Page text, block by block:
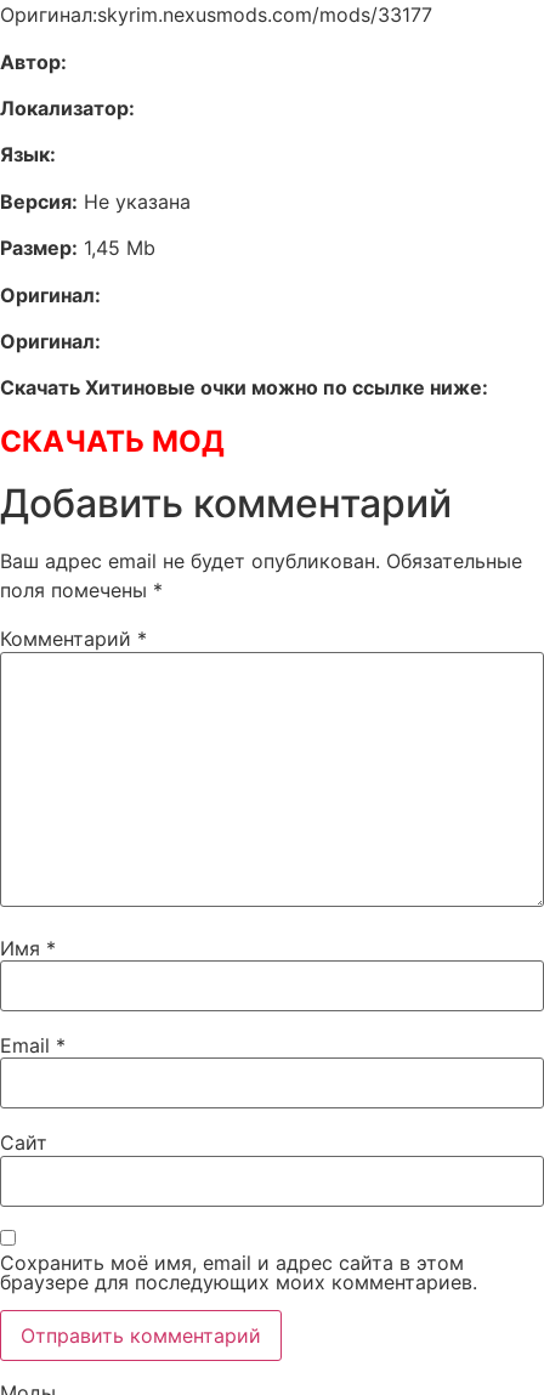
Оригинал:skyrim.nexusmods.com/mods/33177
Автор:
Локализатор:
Язык:
Версия: Не указана
Размер: 1,45 Mb
Оригинал:
Оригинал:
Скачать Хитиновые очки можно по ссылке ниже:
СКАЧАТЬ МОД
Добавить комментарий
Ваш адрес email не будет опубликован. Обязательные
поля помечены *
Комментарий *
Имя *
Email *
Сайт
Сохранить моё имя, email и адрес сайта в этом
браузере для последующих моих комментариев.